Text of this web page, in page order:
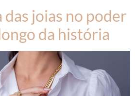
joias no poder
da história